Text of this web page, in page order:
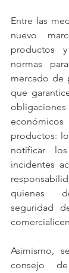
Entre las
nuevo
productos
normas
mercado de
que
productos:
notificar
incidentes
quienes
seguridad
Asimismo,
consejo